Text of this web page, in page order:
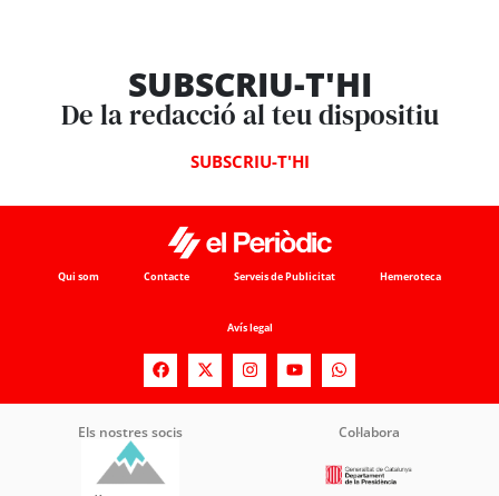
SUBSCRIU-T'HI
De la redacció al teu dispositiu
SUBSCRIU-T'HI
Qui som Contacte Serveis de Publicitat Hemeroteca
Avís legal
Els nostres socis Col·labora